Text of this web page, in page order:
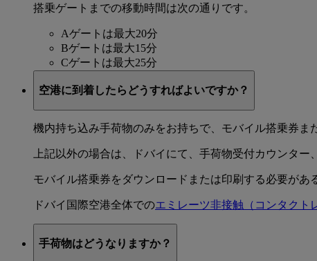
搭乗ゲートまでの移動時間は次の通りです。
Aゲートは最大20分
Bゲートは最大15分
Cゲートは最大25分
空港に到着したらどうすればよいですか？
機内持ち込み手荷物のみをお持ちで、モバイル搭乗券
上記以外の場合は、ドバイにて、手荷物受付カウンタ
モバイル搭乗券をダウンロードまたは印刷する必要が
ドバイ国際空港全体でのエミレーツ非接触（コンタクト
手荷物はどうなりますか？